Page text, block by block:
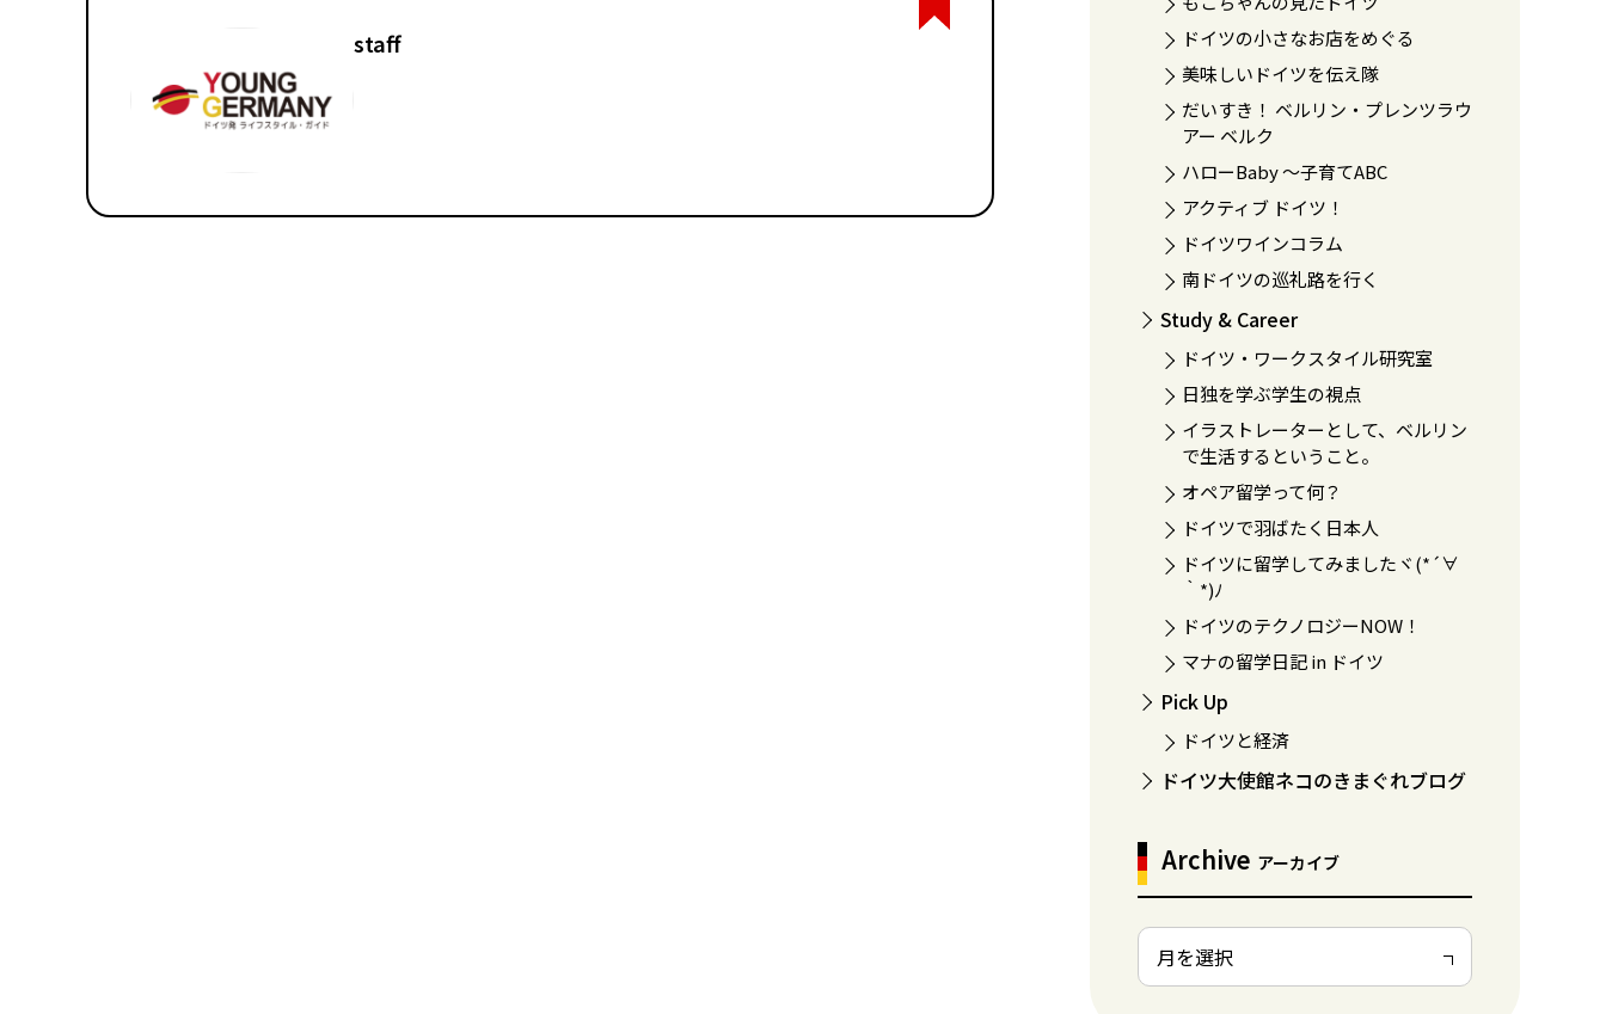
staff
ドイツの小さなお店をめぐる
美味しいドイツを伝え隊
だいすき！ ベルリン・プレンツラウ
アー ベルク
ハローBaby 〜子育てABC
アクティブ ドイツ！
ドイツワインコラム
南ドイツの巡礼路を行く
Study & Career
ドイツ・ワークスタイル研究室
日独を学ぶ学生の視点
イラストレーターとして、ベルリン
で生活するということ。
オペア留学って何？
ドイツで羽ばたく日本人
ドイツに留学してみましたヾ(*´∀
｀*)ﾉ
ドイツのテクノロジーNOW！
マナの留学日記 in ドイツ
Pick Up
ドイツと経済
ドイツ大使館ネコのきまぐれブログ
Archive アーカイブ